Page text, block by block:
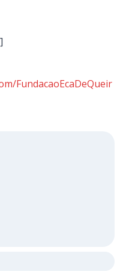
FundacaoEcaDeQueir